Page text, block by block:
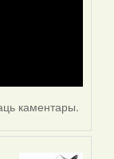
каментары.